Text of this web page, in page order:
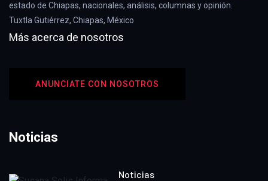
estado de Chiapas, nacionales, análisis, columnas y opinión.
Tuxtla Gutiérrez, Chiapas, México
Más acerca de nosotros
ANUNCIATE CON NOSOTROS
Noticias
Noticias